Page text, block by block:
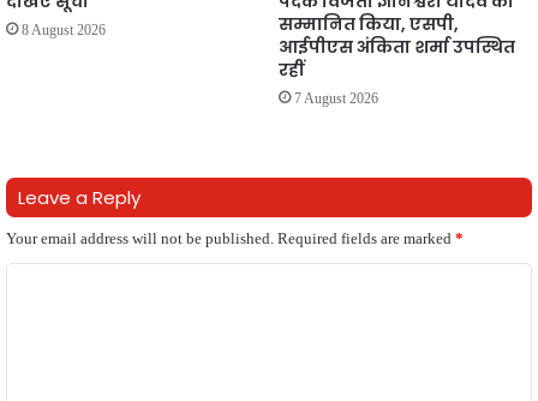
8 August 2026
सम्मानित किया, एसपी,
आईपीएस अंकिता शर्मा उपस्थित
रहीं
7 August 2026
Leave a Reply
Your email address will not be published. Required fields are marked *